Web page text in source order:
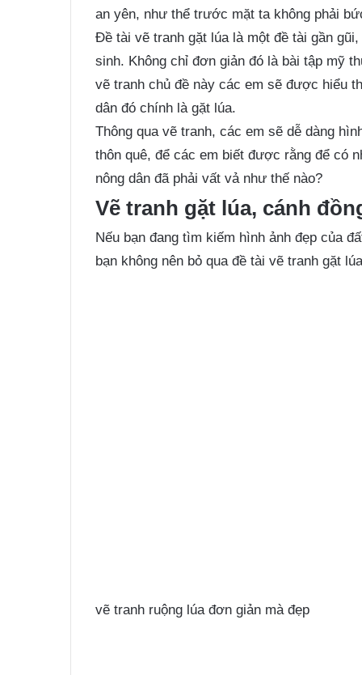
an yên, như thể trước mặt ta không phải
Đề tài vẽ tranh gặt lúa là một đề tài gần
sinh. Không chỉ đơn giản đó là bài tập mỹ
vẽ tranh chủ đề này các em sẽ được hiểu
dân đó chính là gặt lúa.
Thông qua vẽ tranh, các em sẽ dễ dàng
thôn quê, để các em biết được rằng để có
nông dân đã phải vất vả như thế nào?
Vẽ tranh gặt lúa, cánh
Nếu bạn đang tìm kiếm hình ảnh đẹp của
bạn không nên bỏ qua đề tài vẽ tranh gặt
vẽ tranh ruộng lúa đơn giản mà đẹp